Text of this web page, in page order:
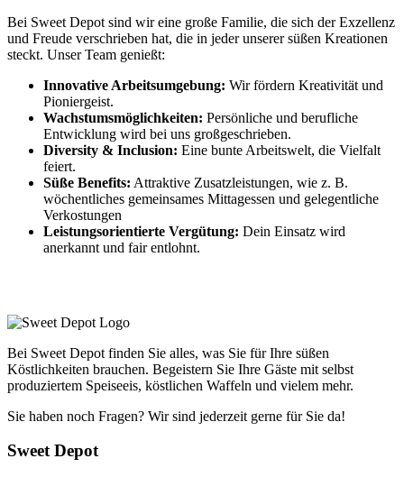
Bei Sweet Depot sind wir eine große Familie, die sich der Exzellenz
und Freude verschrieben hat, die in jeder unserer süßen Kreationen
steckt. Unser Team genießt:
Innovative Arbeitsumgebung: Wir fördern Kreativität und
Pioniergeist.
Wachstumsmöglichkeiten: Persönliche und berufliche
Entwicklung wird bei uns großgeschrieben.
Diversity & Inclusion: Eine bunte Arbeitswelt, die Vielfalt
feiert.
Süße Benefits: Attraktive Zusatzleistungen, wie z. B.
wöchentliches gemeinsames Mittagessen und gelegentliche
Verkostungen
Leistungsorientierte Vergütung: Dein Einsatz wird
anerkannt und fair entlohnt.
Bei Sweet Depot finden Sie alles, was Sie für Ihre süßen
Köstlichkeiten brauchen. Begeistern Sie Ihre Gäste mit selbst
produziertem Speiseeis, köstlichen Waffeln und vielem mehr.
Sie haben noch Fragen? Wir sind jederzeit gerne für Sie da!
Sweet Depot